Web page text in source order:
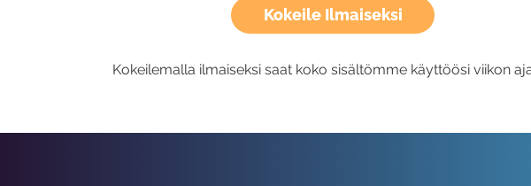
Kokeile Ilmaiseksi
Kokeilemalla ilmaiseksi saat koko sisältömme käyttöösi viikon